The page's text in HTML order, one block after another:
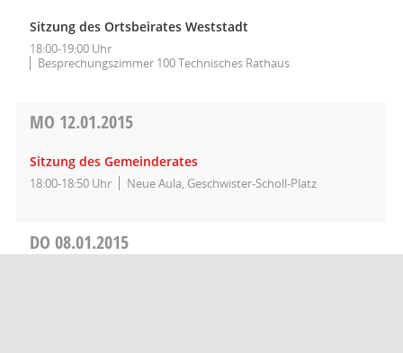
Sitzung des Ortsbeirates Weststadt
18:00-19:00 Uhr
Besprechungszimmer 100 Technisches Rathaus
MO 12.01.2015
Sitzung des Gemeinderates
18:00-18:50 Uhr Neue Aula, Geschwister-Scholl-Platz
DO 08.01.2015